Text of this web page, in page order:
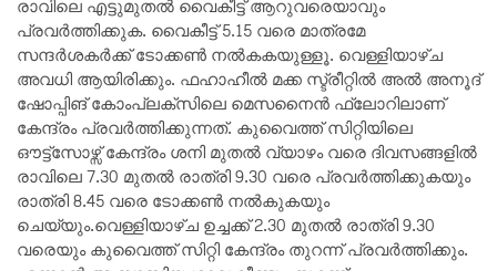
രാവിലെ എട്ടുമുതൽ വൈകീട്ട് ആറുവരെയാവും
പ്രവർത്തിക്കുക. വൈകീട്ട് 5.15 വരെ മാത്രമേ
സന്ദർശകർക്ക് ടോക്കൺ നൽകകയുള്ളൂ. വെള്ളിയാഴ്ച
അവധി ആയിരിക്കും. ഫഹാഹീൽ മക്ക സ്ട്രീറ്റിൽ അൽ അനൂദ്
ഷോപ്പിങ് കോംപ്ലക്സിലെ മെസനൈൻ ഫ്ലോറിലാണ്
കേന്ദ്രം പ്രവർത്തിക്കുന്നത്. കുവൈത്ത് സിറ്റിയിലെ
ഔട്ട്സോഴ്സ് കേന്ദ്രം ശനി മുതൽ വ്യാഴം വരെ ദിവസങ്ങളിൽ
രാവിലെ 7.30 മുതൽ രാത്രി 9.30 വരെ പ്രവർത്തിക്കുകയും
രാത്രി 8.45 വരെ ടോക്കൺ നൽകുകയും
ചെയ്യും.വെള്ളിയാഴ്‌ച ഉച്ചക്ക് 2.30 മുതൽ രാത്രി 9.30
വരെയും കുവൈത്ത് സിറ്റി കേന്ദ്രം തുറന്ന് പ്രവർത്തിക്കും.